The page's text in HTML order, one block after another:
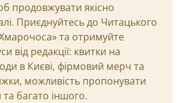
продовжувати якісно
Приєднуйтесь до Читацького
та отримуйте
від редакції: квитки на
в Києві, фірмовий мерч та
можливість пропонувати
та багато іншого.